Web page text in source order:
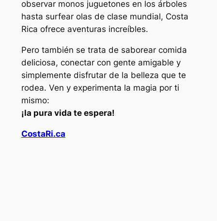
observar monos juguetones en los árboles
hasta surfear olas de clase mundial, Costa
Rica ofrece aventuras increíbles.
Pero también se trata de saborear comida
deliciosa, conectar con gente amigable y
simplemente disfrutar de la belleza que te
rodea. Ven y experimenta la magia por ti
mismo:
¡la pura vida te espera!
CostaRi.ca